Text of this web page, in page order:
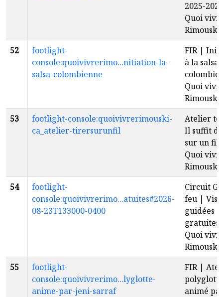
2025-
Quoi
Rimouski
52
footlight-
console:quoivivrerimo...nitiation-la-
salsa-colombienne
FIR |
à la salsa
Quoi
Rimouski
53
footlight-console:quoivivrerimouski-
ca_atelier-tirersurunfil
Atelier
Il suffit
sur un fil
Quoi
Rimouski
54
footlight-
console:quoivivrerimo...atuites#2026-
08-23T133000-0400
Circuit
feu |
guidées
Quoi
Rimouski
55
footlight-
console:quoivivrerimo...lyglotte-
anime-par-jeni-sarraf
FIR |
polyglotte
animé